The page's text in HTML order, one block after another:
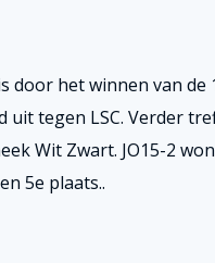
door het winnen van
uit tegen LSC. Verder
Wit Zwart. JO15-2
5e plaats..